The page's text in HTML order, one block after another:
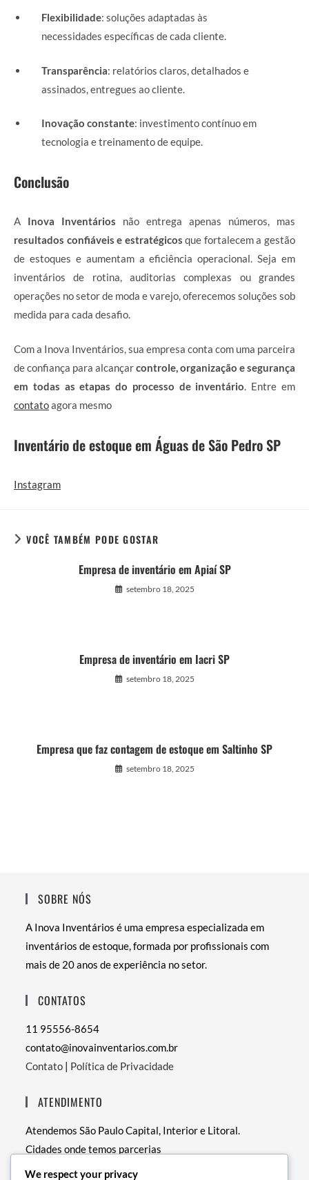
Flexibilidade: soluções adaptadas às
necessidades específicas de cada cliente.
Transparência: relatórios claros, detalhados e
assinados, entregues ao cliente.
Inovação constante: investimento contínuo em
tecnologia e treinamento de equipe.
Conclusão
A Inova Inventários não entrega apenas números, mas
resultados confiáveis e estratégicos que fortalecem a gestão
de estoques e aumentam a eficiência operacional. Seja em
inventários de rotina, auditorias complexas ou grandes
operações no setor de moda e varejo, oferecemos soluções sob
medida para cada desafio.
Com a Inova Inventários, sua empresa conta com uma parceira
de confiança para alcançarcontrole, organização e segurança
em todas as etapas do processo de inventário . Entre em
contatoagora mesmo
Inventário de estoque em Águas de São Pedro SP
Instagram
VOCÊ TAMBÉM PODE GOSTAR
Empresa de inventário em Apiaí SP
setembro 18, 2025
Empresa de inventário em Iacri SP
setembro 18, 2025
Empresa que faz contagem de estoque em Saltinho SP
setembro 18, 2025
SOBRE NÓS
A Inova Inventários é uma empresa especializada em
inventários de estoque, formada por profissionais com
mais de 20 anos de experiência no setor.
CONTATOS
11 95556-8654
contato@inovainventarios.com.br
Contato | Política de Privacidade
ATENDIMENTO
Atendemos São Paulo Capital, Interior e Litoral.
Cidades onde temos parcerias
• RJ – Rio de Janeiro
We respect your privacy